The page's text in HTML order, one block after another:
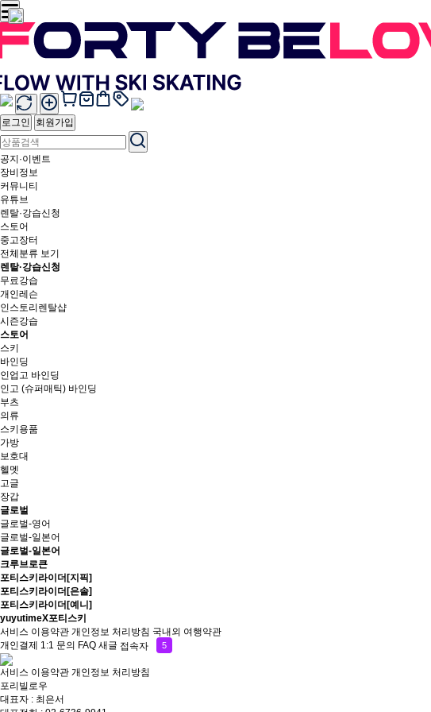
로그인 회원가입
공지·이벤트
장비정보
커뮤니티
유튜브
렌탈·강습신청
스토어
중고장터
전체분류 보기
렌탈·강습신청
무료강습
개인레슨
인스토리렌탈샵
시즌강습
스토어
스키
바인딩
인업고 바인딩
인고 (슈퍼매틱) 바인딩
부츠
의류
스키용품
가방
보호대
헬멧
고글
장갑
글로벌
글로벌-영어
글로벌-일본어
글로벌-일본어
크루브로큰
포티스키라이더[지픽]
포티스키라이더[은솔]
포티스키라이더[예니]
yuyutimeX포티스키
서비스 이용약관 개인정보 처리방침 국내외 여행약관
개인결제 1:1 문의 FAQ 새글 접속자 5
서비스 이용약관 개인정보 처리방침
포리빌로우
대표자 : 최은서